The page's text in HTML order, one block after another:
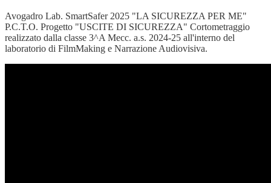
Avogadro Lab. SmartSafer 2025 "LA SICUREZZA PER ME"
P.C.T.O. Progetto "USCITE DI SICUREZZA" Cortometraggio
realizzato dalla classe 3^A Mecc. a.s. 2024-25 all'interno del
laboratorio di FilmMaking e Narrazione Audiovisiva.